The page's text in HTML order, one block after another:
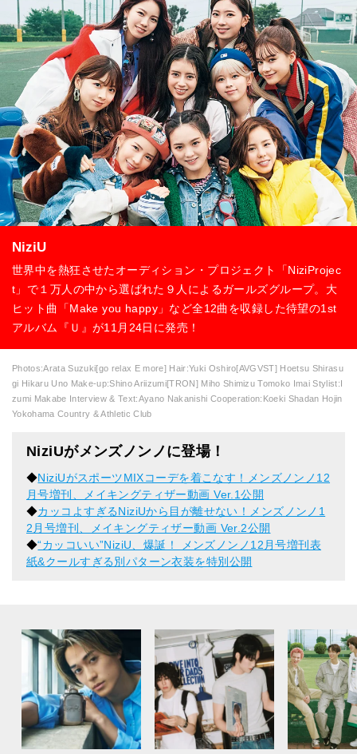
NiziU
世界中を熱狂させたオーディション・プロジェクト「NiziProjec
t」で１万人の中から選ばれた９人によるガールズグループ。大
ヒット曲「Make you happy」など全12曲を収録した待望の1st
アルバム『Ｕ』が11月24日に発売！
Photos:Arata Suzuki[go relax E more] Hair:Yuki Oshiro[AVGVST] Hoetsu Shirasu
gi Hikaru Uno Make-up:Shino Ariizumi[TRON] Miho Shimizu Tomoko Imai Stylist:I
zumi Makabe Interview & Text:Ayano Nakanishi Cooperation:Koeki Shadan Hojin
Yokohama Country & Athletic Club
NiziUがメンズノンノに登場！
◆NiziUがスポーツMIXコーデを着こなす！メンズノンノ12
月号増刊、メイキングティザー動画 Ver.1公開
◆カッコよすぎるNiziUから目が離せない！メンズノンノ1
2月号増刊、メイキングティザー動画 Ver.2公開
◆“カッコいい”NiziU、爆誕！ メンズノンノ12月号増刊表
紙&クールすぎる別パターン衣装を特別公開